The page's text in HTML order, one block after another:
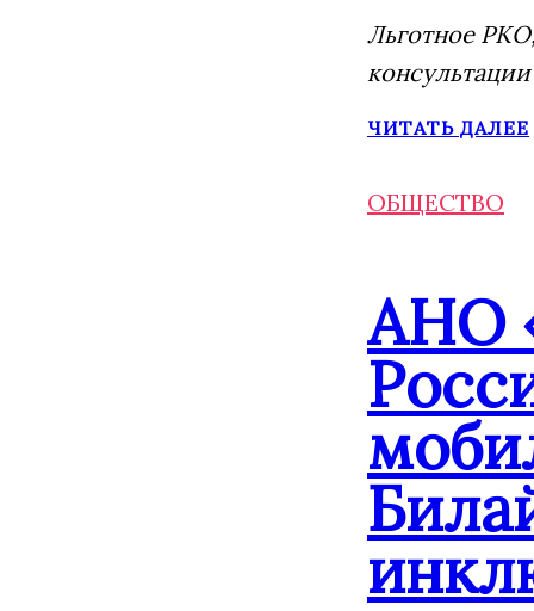
Льготное
ЧИТАТЬ ДАЛЕЕ
ОБЩЕСТВО
АНО